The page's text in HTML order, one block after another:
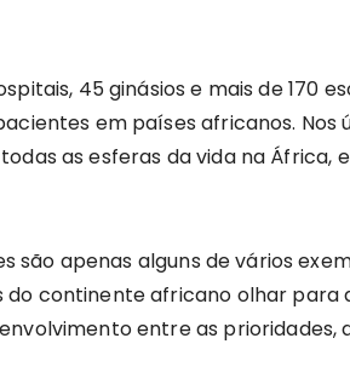
45 ginásios e mais de 170
em países africanos.
as esferas da vida na
apenas alguns de vários
continente africano olhar
entre as prioridades,